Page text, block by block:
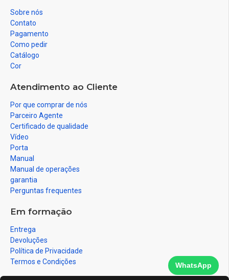
Sobre nós
Contato
Pagamento
Como pedir
Catálogo
Cor
Atendimento ao Cliente
Por que comprar de nós
Parceiro Agente
Certificado de qualidade
Vídeo
Porta
Manual
Manual de operações
garantia
Perguntas frequentes
Em formação
Entrega
Devoluções
Política de Privacidade
Termos e Condições
WhatsApp